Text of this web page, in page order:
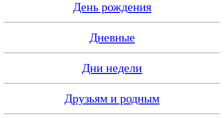
День рождения
Дневные
Дни недели
Друзьям и родным